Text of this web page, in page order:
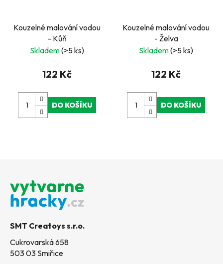
Kouzelné malování vodou
- Kůň
Skladem(>5 ks)
122 Kč
DO KOŠÍKU
Kouzelné malování vodou
- Želva
Skladem(>5 ks)
122 Kč
DO KOŠÍKU
SMT Creatoys s.r.o.
Cukrovarská 658
503 03 Smiřice